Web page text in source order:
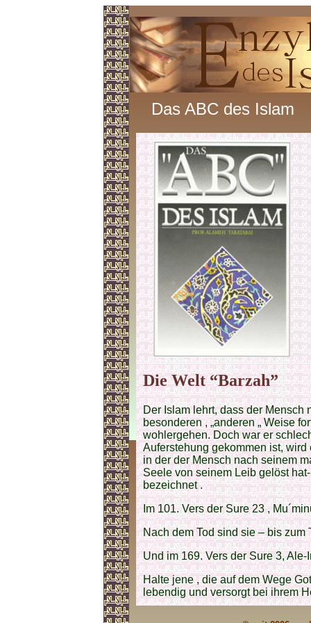
Das ABC des Islam
Die Welt “Barzah”
Der Islam lehrt, dass der Mensch
besonderen , „anderen „ Weise
wohlergehen. Doch war er
Auferstehung gekommen ist,
in der der Mensch nach seinem
Seele von seinem Leib gelöst
bezeichnet .
Im 101. Vers der Sure 23 ,
Nach dem Tod sind sie – bis zum
Und im 169. Vers der Sure 3, Ale-
Halte jene , die auf dem Wege
lebendig und versorgt bei ihrem